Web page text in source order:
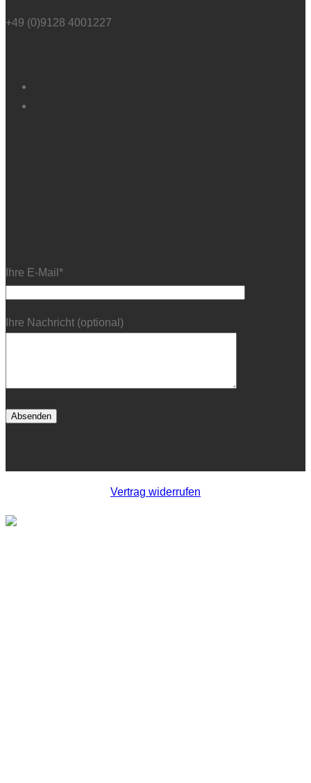
+49 (0)9128 4001227
Ihre E-Mail*
Ihre Nachricht (optional)
Vertrag widerrufen